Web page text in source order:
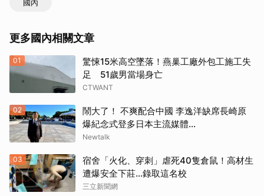
國內
更多國內相關文章
01
驚悚15米高空墜落！燕巢工廠外包工施工失
足 51歲男當場身亡
CTWANT
02
鬧大了！ 不爽配合中國 李逸洋缺席長崎原
爆紀念式登多日本主流媒體...
Newtalk
03
宿舍「火化、穿刺」虐死40隻倉鼠！高材生
遭爆安全下莊…錄取這名校
三立新聞網